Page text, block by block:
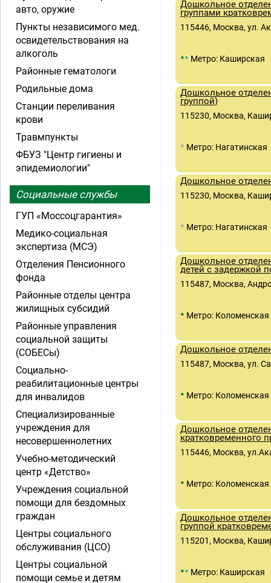
Дошкольное
группами
115446, Москва, ул.
•• Метро: Каширская
Дошкольное
группой)
115230, Москва,
• Метро: Нагатинская
Дошкольное
115230, Москва,
• Метро: Нагатинская
Дошкольное
детей с задержкой
115487, Москва,
• Метро: Коломенская
Дошкольное
115487, Москва, ул.
• Метро: Коломенская
Дошкольное
кратковременного
115446, Москва,
• Метро: Коломенская
Дошкольное
группой
115201, Москва,
•• Метро: Каширская
авто, оружие
Пункты независимого мед.
освидетельствования на
алкоголь
Районные гематологи
Родильные дома
Станции переливания
крови
Травмпункты
ФБУЗ "Центр гигиены и
эпидемиологии"
Социальные службы
ГУП «Моссоцгарантия»
Медико-социальная
экспертиза (МСЭ)
Отделения Пенсионного
фонда
Районные отделы центра
жилищных субсидий
Районные управления
социальной защиты
(СОБЕСы)
Социально-
реабилитационные центры
для инвалидов
Специализированные
учреждения для
несовершеннолетних
Учебно-методический
центр «Детство»
Учреждения социальной
помощи для бездомных
граждан
Центры социального
обслуживания (ЦСО)
Центры социальной
помощи семье и детям